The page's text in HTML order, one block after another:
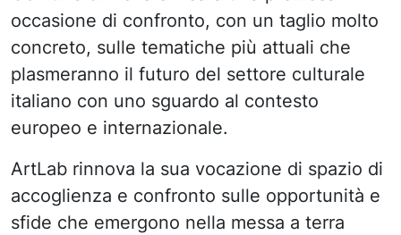
occasione di confronto, con un taglio molto
concreto, sulle tematiche più attuali che
plasmeranno il futuro del settore culturale
italiano con uno sguardo al contesto
europeo e internazionale.
ArtLab rinnova la sua vocazione di spazio di
accoglienza e confronto sulle opportunità e
sfide che emergono nella messa a terra